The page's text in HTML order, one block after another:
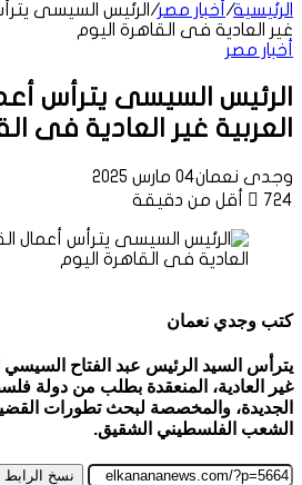
الرئيسية/ أخبار مصر/ الرئيس السيسى
غير العادية فى القاهرة اليوم
أخبار مصر
الرئيس السيسى يترأس
العربية غير العادية فى
وجدى نعمان04 مارس 2025
724
أقل من دقيقة
كتب وجدي نعمان
يترأس السيد الرئيس عبد الفتاح السيسي
غير العادية، المنعقدة بطلب من دولة
الجديدة، والمخصصة لبحث تطورات
الشعب الفلسطيني الشقيق.
نسخ الرابط